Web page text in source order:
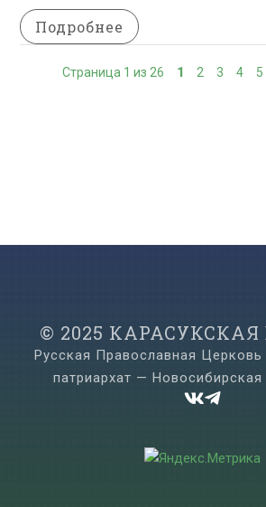
Подробнее
Страница 1 из 26 1 2 3 4 5
© 2025
Русская Православная
патриархат —
